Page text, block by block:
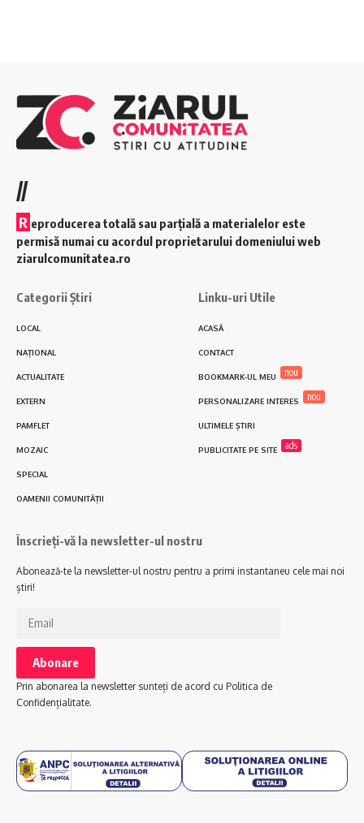
//
R eproducerea totală sau parțială a materialelor este
permisă numai cu acordul proprietarului domeniului web
ziarulcomunitatea.ro
Categorii Știri
LOCAL
NAȚIONAL
ACTUALITATE
EXTERN
PAMFLET
MOZAIC
SPECIAL
OAMENII COMUNITĂȚII
Linku-uri Utile
ACASĂ
CONTACT
BOOKMARK-UL MEU nou
PERSONALIZARE INTERES nou
ULTIMELE ȘTIRI
PUBLICITATE PE SITE ads
Înscrieți-vă la newsletter-ul nostru
Abonează-te la newsletter-ul nostru pentru a primi instantaneu cele mai noi
știri!
Prin abonarea la newsletter sunteți de acord cu Politica de
Confidențialitate.